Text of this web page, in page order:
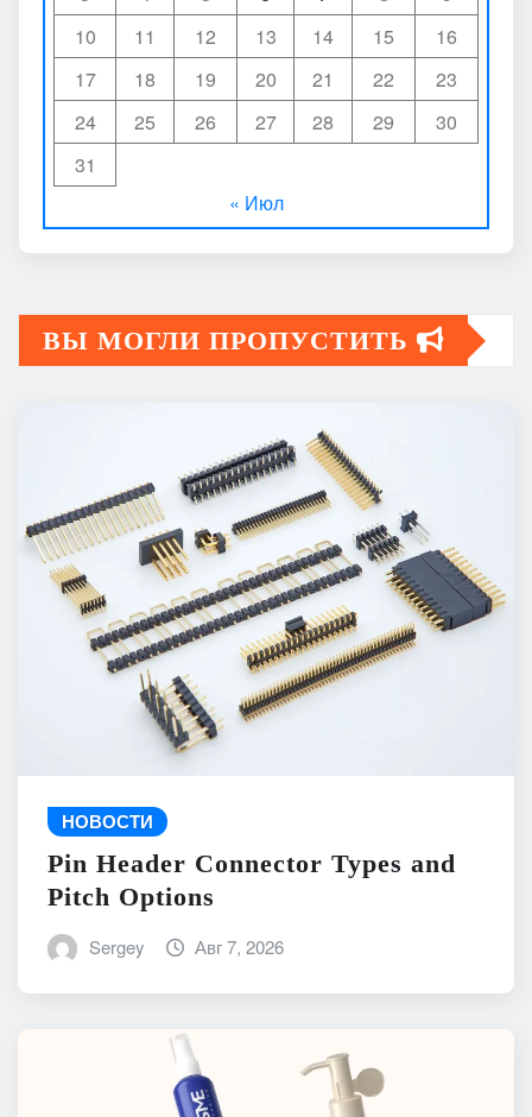
10
11 12 13 14 15
16
17
18 19 20 21 22
23
24
25 26 27 28 29
30
31
« Июл
ВЫ МОГЛИ ПРОПУСТИТЬ
НОВОСТИ
Pin Header Connector Types and
Pitch Options
Sergey Авг 7, 2026